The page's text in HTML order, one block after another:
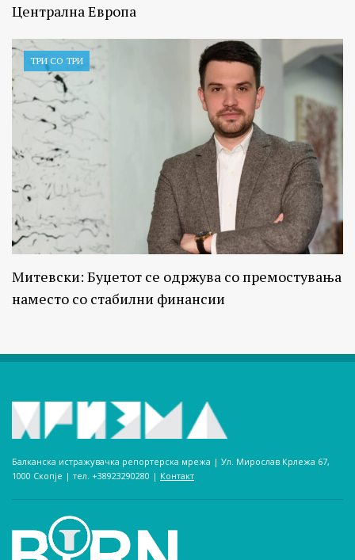
Централна Европа
ТРИ СО ТРИ
Митевски: Буџетот се одржува со премостувања
наместо со стабилни финансии
Балканска истражувачка репортерска мрежа | Ул. Мирослав Крлежа 67,
1000 Скопје | тел. +38923290280­ | Контакт